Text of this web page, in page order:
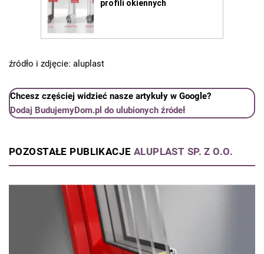
źródło i zdjęcie: aluplast
Chcesz częściej widzieć nasze artykuły w Google?
Dodaj BudujemyDom.pl do ulubionych źródeł
POZOSTAŁE PUBLIKACJE ALUPLAST SP. Z O.O.